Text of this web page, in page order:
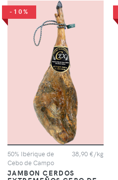
-10%
50% Ibérique de
Cebo de Campo
38,90 €/kg
JAMBON CERDOS